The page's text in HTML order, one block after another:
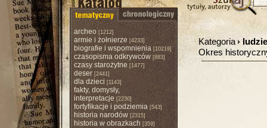
archeo [1212]
armie i żołnierze [4233]
biografie i wspomnienia[10219]
czasopisma odkrywców[883]
czasy starożytne [1477]
deser[2441]
dla dzieci [1143]
fakty, domysły,
interpretacje [2230]
fortyfikacje i podziemia[543]
historia narodów[2315]
historia w obrazkach [359]
Kategoria
Okres